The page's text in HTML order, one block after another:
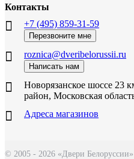
Контакты
+7 (495) 859-31-59
Перезвоните мне
roznica@dveribelorussii.ru
Написать нам
Новорязанское шоссе 23
район, Московская
Адреса магазинов
© 2005 - 2026 «Двери Белоруссии»